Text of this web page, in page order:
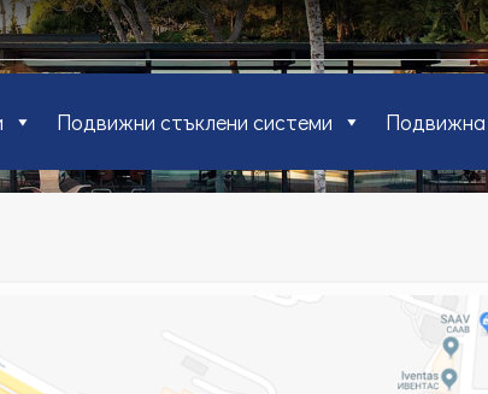
Подвижни стъклени системи Подвижна